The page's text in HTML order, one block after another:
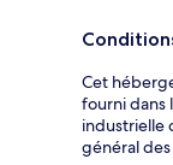
Cet
fourni dans
industrielle
général